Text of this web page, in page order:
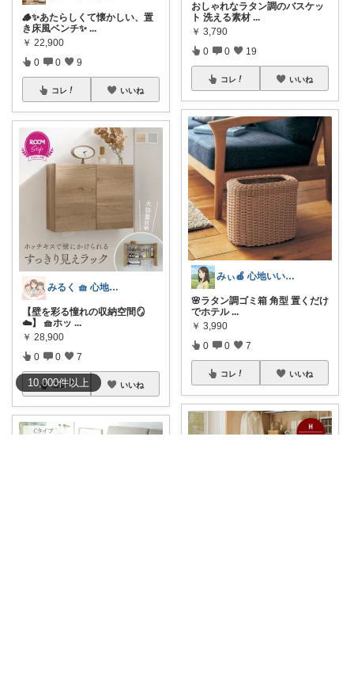
10,000件以上
🪵✨あたらしくて懐かしい、置
き床風ベンチ✨ ...
￥ 22,900
0 0 9
コレ いいね
みるく 🧺 心地よい、上質な暮らしを
【壁を彩る憧れの収納空間🪞
☁️】 🧺ホッ ...
￥ 28,900
0 0 7
コレ いいね
おしゃれなラタン調のバスケッ
ト 洗える素材 ...
￥ 3,790
0 0 19
コレ いいね
みぃ🍎 心地いい暮らし
🌸ラタン調ゴミ箱 角型 置くだけ
でホテル ...
￥ 3,990
0 0 7
コレ いいね